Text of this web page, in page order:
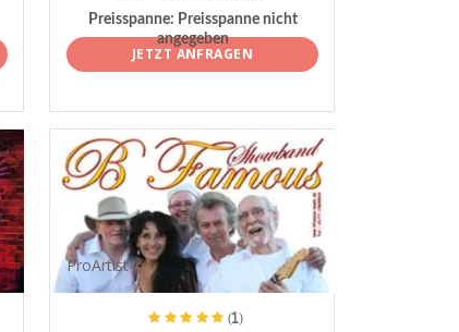
Preisspanne: Preisspanne nicht
angegeben
JETZT ANFRAGEN
ProArtist
(1)